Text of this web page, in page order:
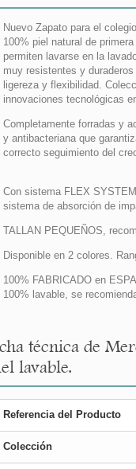
Nuevo Zapato para el
100% piel natural de
permiten lavarse en la
muy resistentes y
ligereza y flexibilidad.
innovaciones tecnológicas
Completamente forradas y
y antibacteriana que
correcto seguimiento del
Con sistema FLEX
sistema de absorción de
TALLAN PEQUEÑOS,
Disponible en 2 colores.
100% FABRICADO en
100% lavable, se
técnica de
lavable.
Referencia del Producto
Colección